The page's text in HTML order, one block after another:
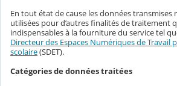
En tout état de cause les données transmises
utilisées pour d’autres finalités de traitement
indispensables à la fourniture du service tel
Directeur des Espaces Numériques de Travail
scolaire(SDET).
Catégories de données traitées